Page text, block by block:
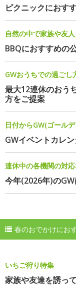
ピクニックにおす
自然の中で家族や友
BBQにおすすめの
GWおうちでの過ごし
最大12連休のおう
方をご提案
日付からGW(ゴール
GWイベントカレ
連休中の各機関の対
今年(2026年)の
春のおでかけにお
いちご狩り特集
家族や友達を誘っ